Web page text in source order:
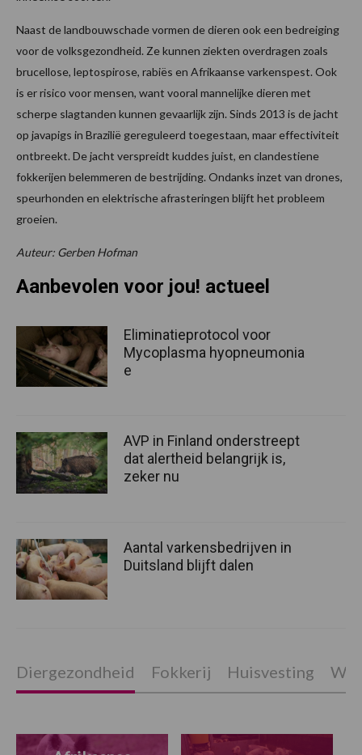
Naast de landbouwschade vormen de dieren ook een bedreiging
voor de volksgezondheid. Ze kunnen ziekten overdragen zoals
brucellose, leptospirose, rabiës en Afrikaanse varkenspest. Ook
is er risico voor mensen, want vooral mannelijke dieren met
scherpe slagtanden kunnen gevaarlijk zijn. Sinds 2013 is de jacht
op javapigs in Brazilië gereguleerd toegestaan, maar effectiviteit
ontbreekt. De jacht verspreidt kuddes juist, en clandestiene
fokkerijen belemmeren de bestrijding. Ondanks inzet van drones,
speurhonden en elektrische afrasteringen blijft het probleem
groeien.
Auteur: Gerben Hofman
Aanbevolen voor jou! actueel
Eliminatieprotocol voor
Mycoplasma hyopneumonia
e
AVP in Finland onderstreept
dat alertheid belangrijk is,
zeker nu
Aantal varkensbedrijven in
Duitsland blijft dalen
Diergezondheid Fokkerij Huisvesting